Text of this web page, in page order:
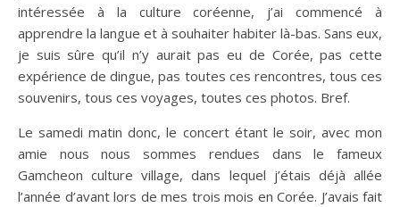
intéressée à la culture coréenne, j’ai commencé à
apprendre la langue et à souhaiter habiter là-bas. Sans eux,
je suis sûre qu’il n’y aurait pas eu de Corée, pas cette
expérience de dingue, pas toutes ces rencontres, tous ces
souvenirs, tous ces voyages, toutes ces photos. Bref.
Le samedi matin donc, le concert étant le soir, avec mon
amie nous nous sommes rendues dans le fameux
Gamcheon culture village, dans lequel j’étais déjà allée
l’année d’avant lors de mes trois mois en Corée. J’avais fait